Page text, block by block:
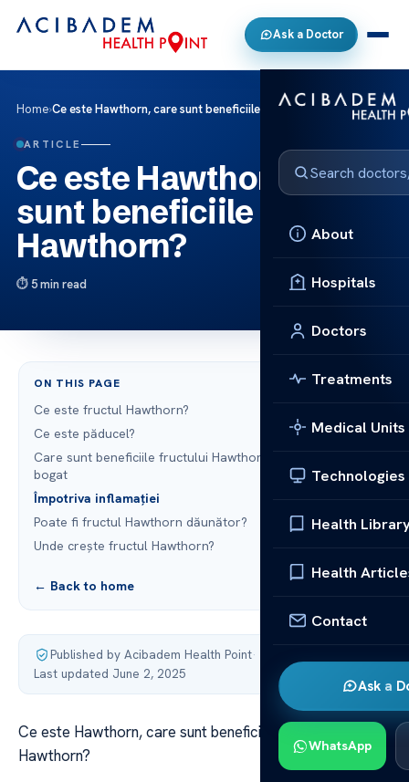
Ask a Doctor
About
Hospitals
Doctors
Treatments
Medical Units
Technologies
Health
Health
Contact
Ask a
WhatsApp
Home›Ce este Hawthorn, care sunt beneficiile fructului Hawthorn?
ARTICLE
Ce este Hawthorn, care
sunt beneficiile fructului
Hawthorn?
5 min read
ON THIS PAGE
Ce este fructul Hawthorn?
Ce este păducel?
Care sunt beneficiile fructului Hawthorn? Antioxidant
bogat
Împotriva inflamației
Poate fi fructul Hawthorn dăunător?
Unde crește fructul Hawthorn?
← Back to home
Published by Acibadem Health Point·
Last updated June 2, 2025
Ce este Hawthorn, care sunt beneficiile fructului
Hawthorn?